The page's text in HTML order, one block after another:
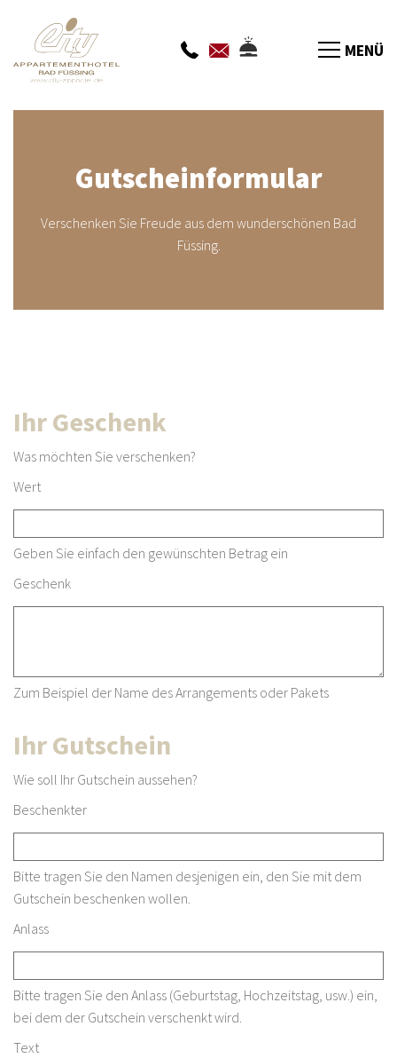
MENÜ
Gutscheinformular
Verschenken Sie Freude aus dem wunderschönen Bad
Füssing.
Ihr Geschenk
Was möchten Sie verschenken?
Wert
Geben Sie einfach den gewünschten Betrag ein
Geschenk
Zum Beispiel der Name des Arrangements oder Pakets
Ihr Gutschein
Wie soll Ihr Gutschein aussehen?
Beschenkter
Bitte tragen Sie den Namen desjenigen ein, den Sie mit dem
Gutschein beschenken wollen.
Anlass
Bitte tragen Sie den Anlass (Geburtstag, Hochzeitstag, usw.) ein,
bei dem der Gutschein verschenkt wird.
Text